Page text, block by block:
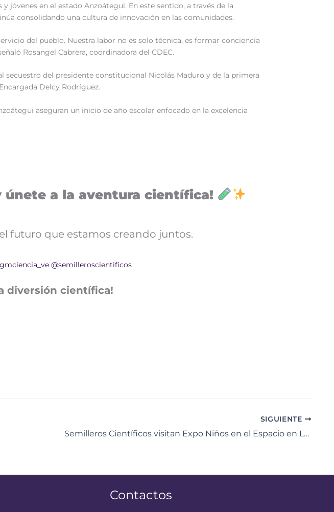
jóvenes en el estado Anzoátegui. En este sentido, a través de la
consolidando una cultura de innovación en las comunidades.
del pueblo. Nuestra labor no es solo técnica, es formar conciencia
Rosangel Cabrera, coordinadora del CDEC.
secuestro del presidente constitucional Nicolás Maduro y de la primera
Delcy Rodríguez.
aseguran un inicio de año escolar enfocado en la excelencia
únete a la aventura científica!
futuro que estamos creando juntos.
@semilleroscientificos
diversión científica!
SIGUIENTE
Semilleros Científicos visitan Expo Niños en el Espacio en La Carlota
Contactos